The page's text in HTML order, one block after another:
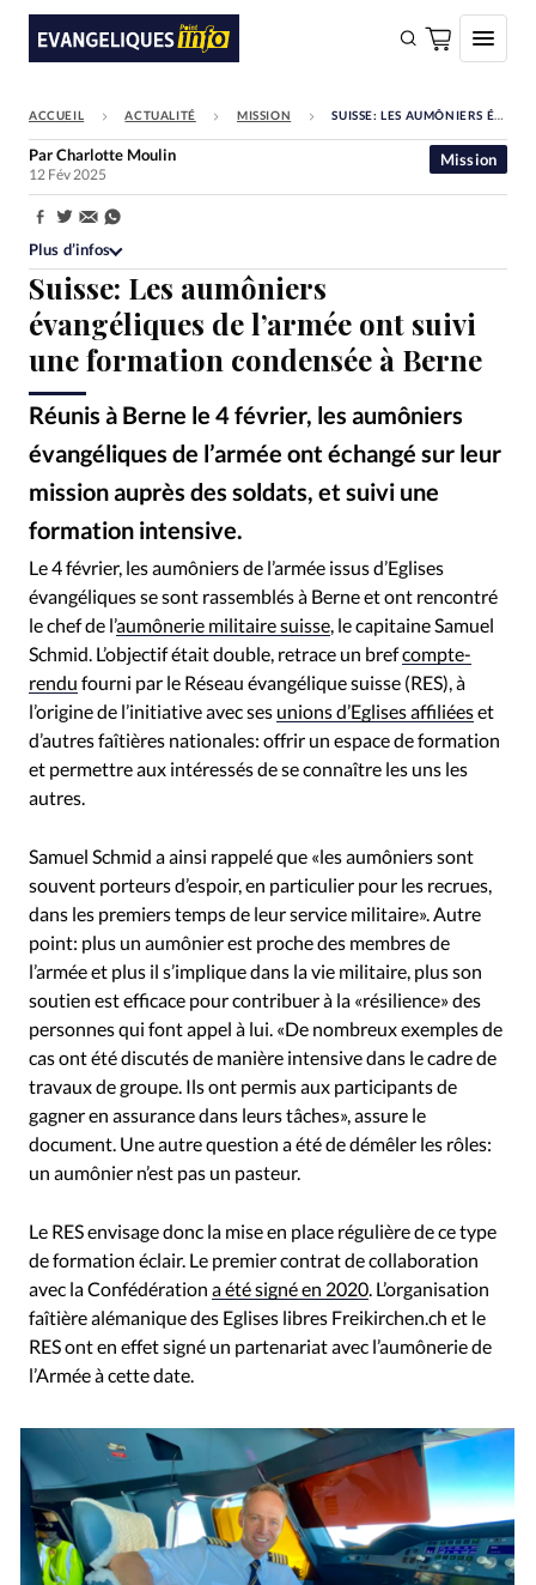
FAIRE UN DON
Faire un don
Eglises
Société
Monde
Bible
Toute l'actualité
Se connecter
Devise:CHF
RUBRIQUES
Toute l'actualité Bible Culture
Economie
Eglises
Histoire Laicité
Liberté religieuse
Mission
Monde People Politique
Religions
Société
ACCUEIL ACTUALITÉ MISSION SUISSE: LES AUMÔNIERS ÉVANGÉLIQUES DE L’ARMÉE ONT SUIVI UNE FORMATION CONDENSÉE À BERNE
Suisse: Les aumôniers
évangéliques de l’armée ont suivi
une formation condensée à Berne
Réunis à Berne le 4 février, les aumôniers
évangéliques de l’armée ont échangé sur leur
mission auprès des soldats, et suivi une
formation intensive.
Mission
ParCharlotte Moulin
12 Fév 2025
Partager:
Plus d’infos
©RES - Aumôniers de l’armée issus des Eglises évangélique lors de leur rencontre du 4 février 2025 à Berne
Le 4 février, les aumôniers de l’armée issus d’Eglises
évangéliques se sont rassemblés à Berne et ont rencontré
le chef de l’aumônerie militaire suisse , le capitaine Samuel
Schmid. L’objectif était double, retrace un brefcompte-
rendu fourni par le Réseau évangélique suisse (RES), à
l’origine de l’initiative avec ses unions d’Eglises affiliéeset
d’autres faîtières nationales: offrir un espace de formation
et permettre aux intéressés de se connaître les uns les
autres.
Samuel Schmid a ainsi rappelé que «les aumôniers sont
souvent porteurs d’espoir, en particulier pour les recrues,
dans les premiers temps de leur service militaire». Autre
point: plus un aumônier est proche des membres de
l’armée et plus il s’implique dans la vie militaire, plus son
soutien est efficace pour contribuer à la «résilience» des
personnes qui font appel à lui. «De nombreux exemples de
cas ont été discutés de manière intensive dans le cadre de
travaux de groupe. Ils ont permis aux participants de
gagner en assurance dans leurs tâches», assure le
document. Une autre question a été de démêler les rôles:
un aumônier n’est pas un pasteur.
Le RES envisage donc la mise en place régulière de ce type
de formation éclair. Le premier contrat de collaboration
avec la Confédération a été signé en 2020. L’organisation
faîtière alémanique des Eglises libres Freikirchen.ch et le
RES ont en effet signé un partenariat avec l’aumônerie de
l’Armée à cette date.